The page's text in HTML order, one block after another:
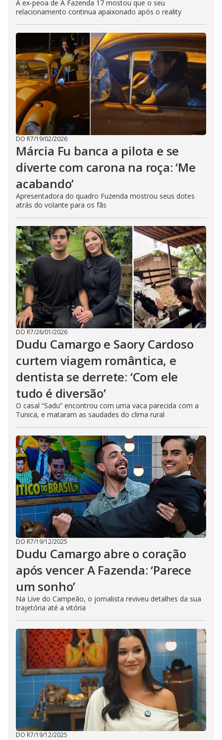
A ex-peoa de A Fazenda 17 mostou que o seu
relacionamento continua apaixonado após o reality
DO R7/19/02/2026
Márcia Fu banca a pilota e se
diverte com carona na roça: ‘Me
acabando’
Apresentadora do quadro Fuzenda mostrou seus dotes
atrás do volante para os fãs
DO R7/26/01/2026
Dudu Camargo e Saory Cardoso
curtem viagem romântica, e
dentista se derrete: ‘Com ele
tudo é diversão’
O casal “Sadu” encontrou com uma vaca parecida com a
Tunica, e mataram as saudades do clima rural
DO R7/19/12/2025
Dudu Camargo abre o coração
após vencer A Fazenda: ‘Parece
um sonho’
Na Live do Campeão, o jornalista reviveu detalhes da sua
trajetória até a vitória
DO R7/19/12/2025